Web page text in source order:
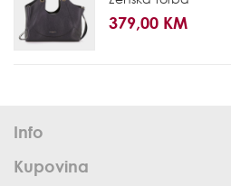
379,00 KM
Info
Kupovina